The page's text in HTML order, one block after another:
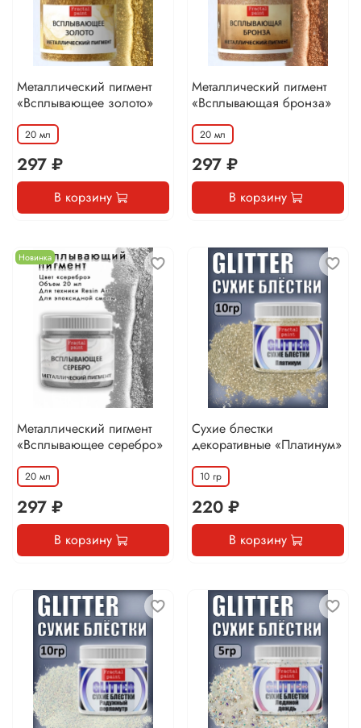
Металлический пигмент
«Всплывающее золото»
20 мл
297 ₽
В корзину
Металлический пигмент
«Всплывающая бронза»
20 мл
297 ₽
В корзину
Новинка
Металлический пигмент
«Всплывающее серебро»
20 мл
297 ₽
В корзину
Сухие блестки
декоративные «Платинум»
10 гр
220 ₽
В корзину